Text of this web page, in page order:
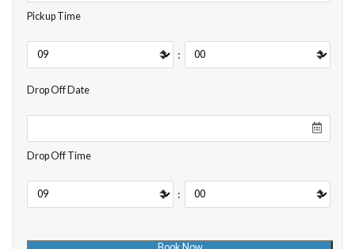
Pickup Time
:
Drop Off Date
Drop Off Time
: